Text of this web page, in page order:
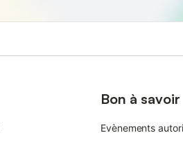
Bon à savoir
Evènements